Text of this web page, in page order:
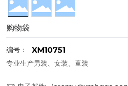
购物袋
编号： XM10751
专业生产男装、女装、童装